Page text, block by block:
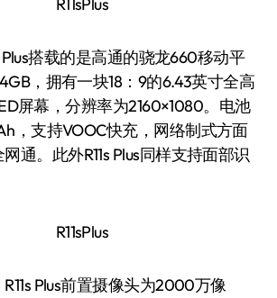
搭载的是高通的骁龙660移动平
，拥有一块18：9的6.43英寸全高
屏幕，分辨率为2160×1080。电池
，支持VOOC快充，网络制式方面
通。此外R11s Plus同样支持面部识
Plus前置摄像头为2000万像